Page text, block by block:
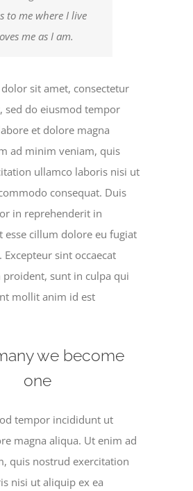
to me where I live
me as I am.
sit amet, consectetur
sed do eiusmod tempor
et dolore magna
ad minim veniam, quis
ullamco laboris nisi ut
consequat. Duis
in reprehenderit in
esse cillum dolore eu fugiat
sint occaecat
proident, sunt in culpa qui
mollit anim id est
we become
one
tempor incididunt ut
magna aliqua. Ut enim ad
quis nostrud exercitation
nisi ut aliquip ex ea